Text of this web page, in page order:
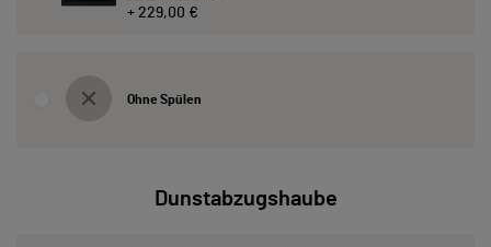
+ 229,00 €
Ohne Spülen
Dunstabzugshaube